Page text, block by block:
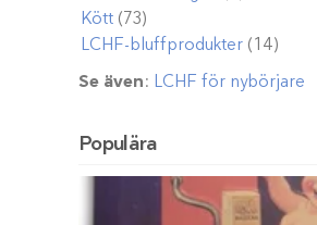
Kött (73)
LCHF-bluffprodukter (14)
Se även: LCHF för nybörjare
Populära